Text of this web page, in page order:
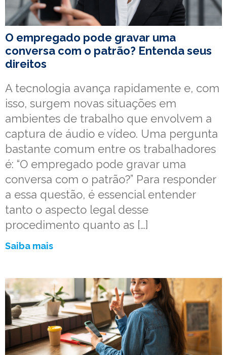
O empregado pode gravar uma
conversa com o patrão? Entenda seus
direitos
A tecnologia avança rapidamente e, com
isso, surgem novas situações em
ambientes de trabalho que envolvem a
captura de áudio e vídeo. Uma pergunta
bastante comum entre os trabalhadores
é: “O empregado pode gravar uma
conversa com o patrão?” Para responder
a essa questão, é essencial entender
tanto o aspecto legal desse
procedimento quanto as […]
Saiba mais